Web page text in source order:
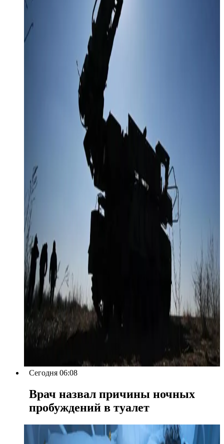
Сегодня 06:08
Врач назвал причины ночных
пробуждений в туалет